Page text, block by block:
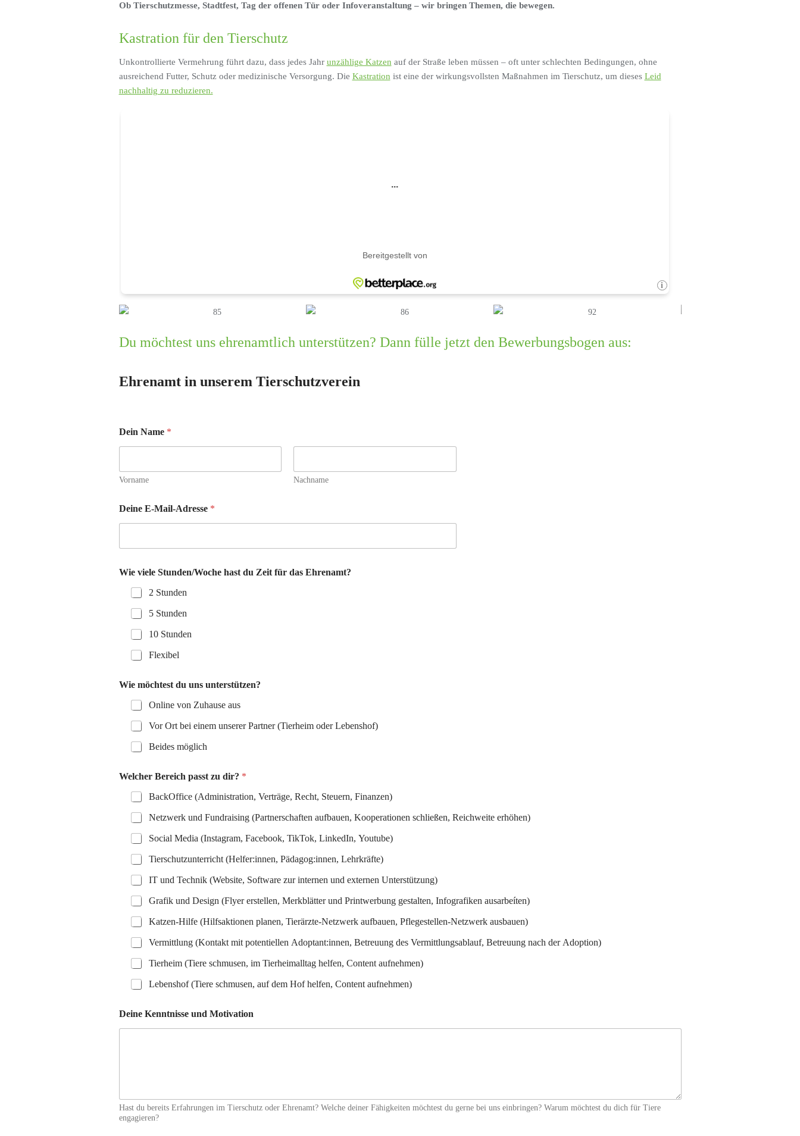
Ob Tierschutzmesse, Stadtfest, Tag der offenen Tür oder Infoveranstaltung – wir bringen Themen, die bewegen.
Kastration für den Tierschutz
Unkontrollierte Vermehrung führt dazu, dass jedes Jahr unzählige Katzen auf der Straße leben müssen – oft unter schlechten Bedingungen, ohne
ausreichend Futter, Schutz oder medizinische Versorgung. Die Kastration ist eine der wirkungsvollsten Maßnahmen im Tierschutz, um dieses Leid
nachhaltig zu reduzieren.
Du möchtest uns ehrenamtlich unterstützen? Dann fülle jetzt den Bewerbungsbogen aus:
Ehrenamt in unserem Tierschutzverein
Dein Name *
Vorname Nachname
Deine E-Mail-Adresse *
Wie viele Stunden/Woche hast du Zeit für das Ehrenamt?
2 Stunden
5 Stunden
10 Stunden
Flexibel
Wie möchtest du uns unterstützen?
Online von Zuhause aus
Vor Ort bei einem unserer Partner (Tierheim oder Lebenshof)
Beides möglich
Welcher Bereich passt zu dir? *
BackOffice (Administration, Verträge, Recht, Steuern, Finanzen)
Netzwerk und Fundraising (Partnerschaften aufbauen, Kooperationen schließen, Reichweite erhöhen)
Social Media (Instagram, Facebook, TikTok, LinkedIn, Youtube)
Tierschutzunterricht (Helfer:innen, Pädagog:innen, Lehrkräfte)
IT und Technik (Website, Software zur internen und externen Unterstützung)
Grafik und Design (Flyer erstellen, Merkblätter und Printwerbung gestalten, Infografiken ausarbeíten)
Katzen-Hilfe (Hilfsaktionen planen, Tierärzte-Netzwerk aufbauen, Pflegestellen-Netzwerk ausbauen)
Vermittlung (Kontakt mit potentiellen Adoptant:innen, Betreuung des Vermittlungsablauf, Betreuung nach der Adoption)
Tierheim (Tiere schmusen, im Tierheimalltag helfen, Content aufnehmen)
Lebenshof (Tiere schmusen, auf dem Hof helfen, Content aufnehmen)
a
m
c
h
Deine Kenntnisse und Motivation
Hast du bereits Erfahrungen im Tierschutz oder Ehrenamt? Welche deiner Fähigkeiten möchtest du gerne bei uns einbringen? Warum möchtest du dich für Tiere
engagieren?